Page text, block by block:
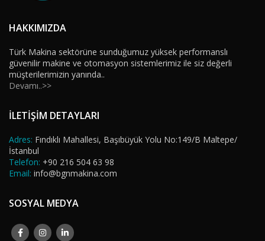
HAKKIMIZDA
Türk Makina sektörüne sunduğumuz yüksek performanslı
güvenilir makine ve otomasyon sistemlerimiz ile siz değerli
müşterilerimizin yanında..
Devamı..>>
İLETİŞİM DETAYLARI
Adres: Fındıklı Mahallesi, Başıbüyük Yolu No:149/B Maltepe/
İstanbul
Telefon: +90 216 504 63 98
Email: info@bgnmakina.com
SOSYAL MEDYA